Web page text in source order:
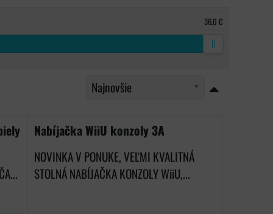
36,0 €
Najnovšie
Nabíjačka WiiU konzoly 3A
NOVINKA V PONUKE, VEĽMI KVALITNÁ
STOLNÁ NABÍJAČKA KONZOLY WiiU,...